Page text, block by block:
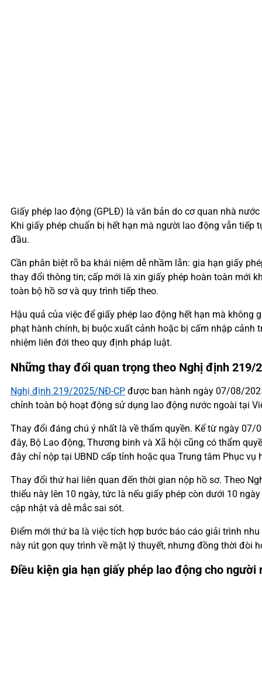
Giấy phép lao động (GPLĐ) là văn bản do cơ quan nhà
Khi giấy phép chuẩn bị hết hạn mà người lao động vẫn
đầu.
Cần phân biệt rõ ba khái niệm dễ nhầm lẫn: gia hạn giấy
thay đổi thông tin; cấp mới là xin giấy phép hoàn toàn mới
toàn bộ hồ sơ và quy trình tiếp theo.
Hậu quả của việc để giấy phép lao động hết hạn mà
phạt hành chính, bị buộc xuất cảnh hoặc bị cấm nhập
nhiệm liên đới theo quy định pháp luật.
Những thay đổi quan trọng theo Nghị định 219/
Nghị định 219/2025/NĐ-CP được ban hành ngày 07/08/
chỉnh toàn bộ hoạt động sử dụng lao động nước ngoài tại
Thay đổi đáng chú ý nhất là về thẩm quyền. Kể từ ngày
đây, Bộ Lao động, Thương binh và Xã hội cũng có thẩm
đây chỉ nộp tại UBND cấp tỉnh hoặc qua Trung tâm Phục
Thay đổi thứ hai liên quan đến thời gian nộp hồ sơ. Theo
thiểu này lên 10 ngày, tức là nếu giấy phép còn dưới 10
cập nhật và dễ mắc sai sót.
Điểm mới thứ ba là việc tích hợp bước báo cáo giải trình
này rút gọn quy trình về mặt lý thuyết, nhưng đồng thời đòi
Điều kiện gia hạn giấy phép lao động cho người